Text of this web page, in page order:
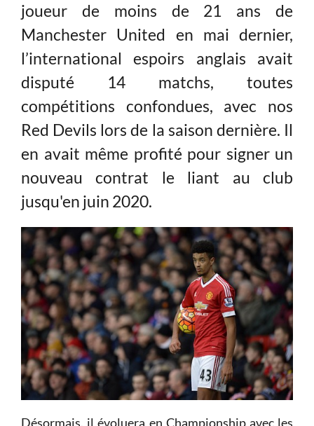
joueur de moins de 21 ans de
Manchester United en mai dernier,
l’international espoirs anglais avait
disputé 14 matchs, toutes
compétitions confondues, avec nos
Red Devils lors de la saison dernière. Il
en avait même profité pour signer un
nouveau contrat le liant au club
jusqu'en juin 2020.
Désormais, il évoluera en Championship avec les